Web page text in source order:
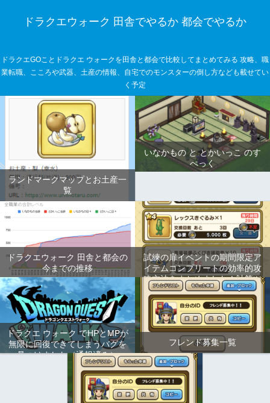
ドラクエウォーク 田舎でやるか 都会でやるか
ドラクエGOことドラクエ ウォークを田舎と都会で比較してまとめてみる 攻略、職
業転職、こころや武器、土産の情報、自宅でのモンスターの倒し方なども載せてい
く予定
ランドマークマップとお土産一
覧
いなかもの と とかいっこ のす
ぺっく
ドラクエウォーク 田舎と都会の
今までの推移
試練の扉イベントの期間限定ア
イテムコンプリートの効率的攻
略方法をまとめました！計算ツ
ールもあります！
ドラクエ ウォーク でHPとMPが
無限に回復できてしまうバグを
見つけました（通報済み）
フレンド募集一覧